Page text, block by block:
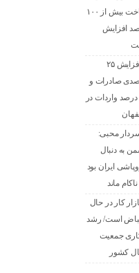
ساخت بیش از ۱۰۰
افزایش
افزایش ۲۵
صادرات و
۲۶ درصد واردات در
محبی:
به دنبال
ایران بود
ماند
کار در حال
است/ رشد
جمعیت
کشور